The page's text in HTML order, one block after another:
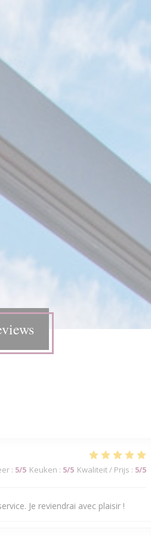
: 5/5 Keuken : 5/5 Kwaliteit / Prijs : 5/5
Je reviendrai avec plaisir !